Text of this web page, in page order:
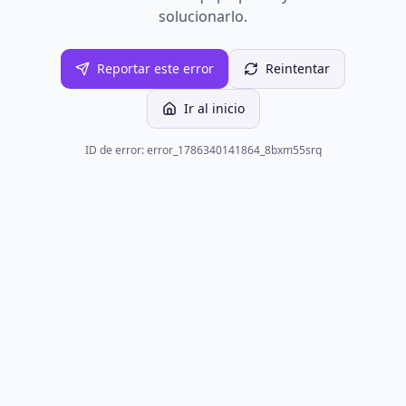
solucionarlo.
Reportar este error Reintentar
Ir al inicio
ID de error: error_1786340141864_8bxm55srq